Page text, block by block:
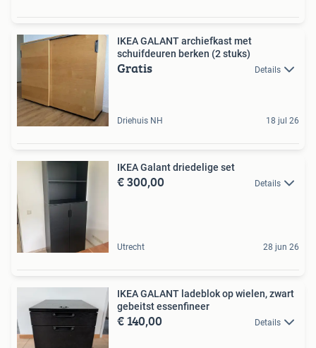
IKEA GALANT archiefkast met
schuifdeuren berken (2 stuks)
Gratis Details
Driehuis NH 18 jul 26
IKEA Galant driedelige set
€ 300,00 Details
Utrecht 28 jun 26
IKEA GALANT ladeblok op wielen, zwart
gebeitst essenfineer
€ 140,00 Details